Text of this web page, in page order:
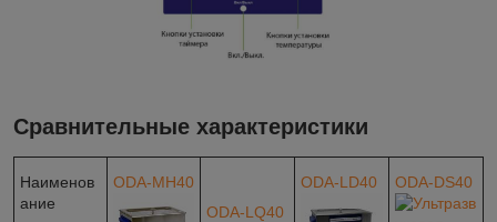
Сравнительные характеристики
Наименов
ание
ODA-MH40
ODA-LQ40
ODA-LD40 ODA-DS40